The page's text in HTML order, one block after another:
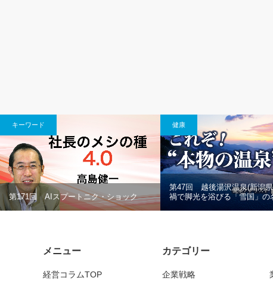
キーワード
第171回 AIスプートニク・ショック
健康
第47回 越後湯沢温泉(新潟
禍で脚光を浴びる「雪国」の
メニュー
経営コラムTOP
カテゴリー
企業戦略